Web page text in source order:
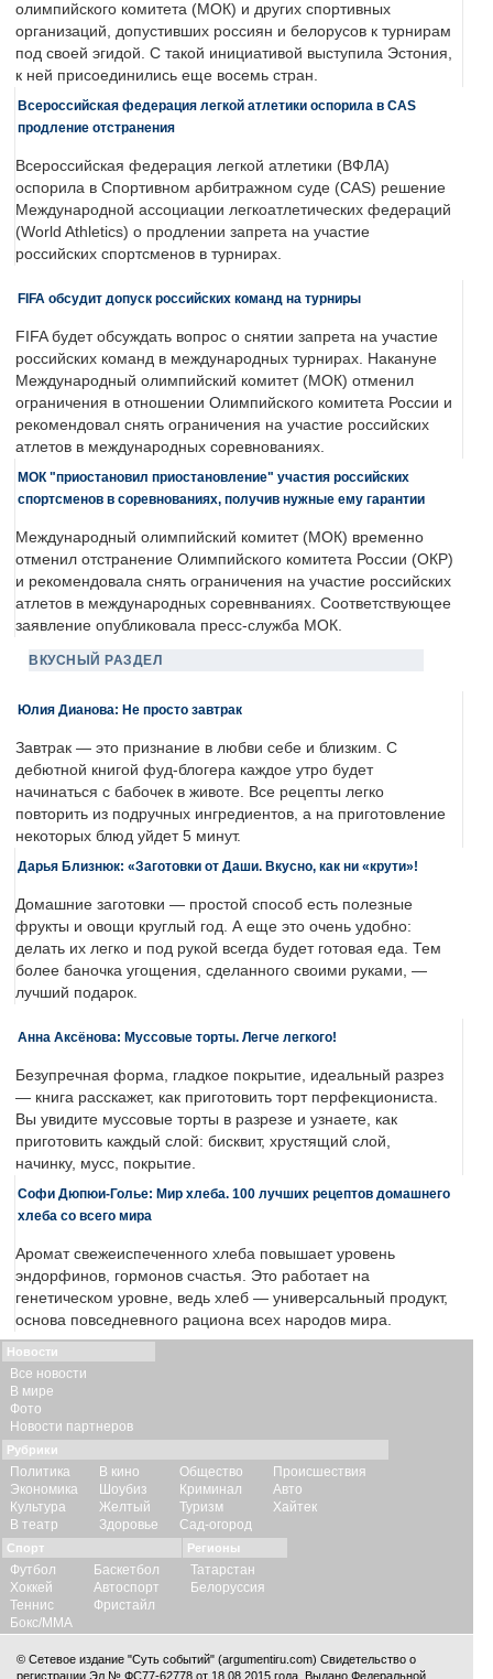
олимпийского комитета (МОК) и других спортивных
организаций, допустивших россиян и белорусов к турнирам
под своей эгидой. С такой инициативой выступила Эстония,
к ней присоединились еще восемь стран.
Всероссийская федерация легкой атлетики оспорила в CAS
продление отстранения
Всероссийская федерация легкой атлетики (ВФЛА)
оспорила в Спортивном арбитражном суде (CAS) решение
Международной ассоциации легкоатлетических федераций
(World Athletics) о продлении запрета на участие
российских спортсменов в турнирах.
FIFA обсудит допуск российских команд на турниры
FIFA будет обсуждать вопрос о снятии запрета на участие
российских команд в международных турнирах. Накануне
Международный олимпийский комитет (МОК) отменил
ограничения в отношении Олимпийского комитета России и
рекомендовал снять ограничения на участие российских
атлетов в международных соревнованиях.
МОК "приостановил приостановление" участия российских
спортсменов в соревнованиях, получив нужные ему гарантии
Международный олимпийский комитет (МОК) временно
отменил отстранение Олимпийского комитета России (ОКР)
и рекомендовала снять ограничения на участие российских
атлетов в международных соревнваниях. Соответствующее
заявление опубликовала пресс-служба МОК.
ВКУСНЫЙ РАЗДЕЛ
Юлия Дианова: Не просто завтрак
Завтрак — это признание в любви себе и близким. С
дебютной книгой фуд-блогера каждое утро будет
начинаться с бабочек в животе. Все рецепты легко
повторить из подручных ингредиентов, а на приготовление
некоторых блюд уйдет 5 минут.
Дарья Близнюк: «Заготовки от Даши. Вкусно, как ни «крути»!
Домашние заготовки — простой способ есть полезные
фрукты и овощи круглый год. А еще это очень удобно:
делать их легко и под рукой всегда будет готовая еда. Тем
более баночка угощения, сделанного своими руками, —
лучший подарок.
Анна Аксёнова: Муссовые торты. Легче легкого!
Безупречная форма, гладкое покрытие, идеальный разрез
— книга расскажет, как приготовить торт перфекциониста.
Вы увидите муссовые торты в разрезе и узнаете, как
приготовить каждый слой: бисквит, хрустящий слой,
начинку, мусс, покрытие.
Софи Дюпюи-Голье: Мир хлеба. 100 лучших рецептов домашнего
хлеба со всего мира
Аромат свежеиспеченного хлеба повышает уровень
эндорфинов, гормонов счастья. Это работает на
генетическом уровне, ведь хлеб — универсальный продукт,
основа повседневного рациона всех народов мира.
Новости
Все новости
В мире
Фото
Новости партнеров
Рубрики
Политика
Экономика
Культура
В театр
В кино
Шоубиз
Желтый
Здоровье
Общество
Криминал
Туризм
Сад-огород
Происшествия
Авто
Хайтек
Спорт
Футбол
Хоккей
Теннис
Бокс/ММА
Баскетбол
Автоспорт
Фристайл
Регионы
Татарстан
Белоруссия
© Сетевое издание "Суть событий" (argumentiru.com) Свидетельство о
регистрации Эл № ФС77-62778 от 18.08.2015 года. Выдано Федеральной